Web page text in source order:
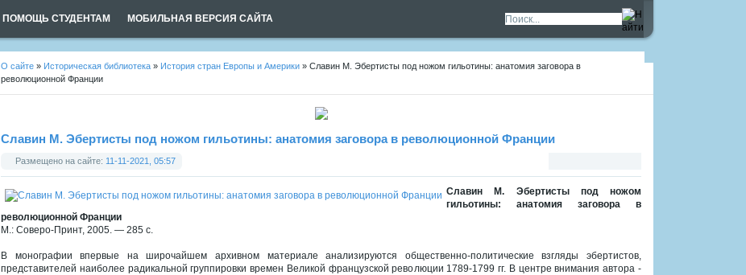
ПОМОЩЬ СТУДЕНТАМ МОБИЛЬНАЯ ВЕРСИЯ САЙТА
О сайте » Историческая библиотека » История стран Европы и Америки » Славин М. Эбертисты под ножом гильотины: анатомия заговора в
революционной Франции
Славин М. Эбертисты под ножом гильотины: анатомия заговора в революционной Франции
Размещено на сайте: 11-11-2021, 05:57
Славин М. Эбертисты под ножом
гильотины: анатомия заговора в
революционной Франции
М.: Соверо-Принт, 2005. — 285 с.
В монографии впервые на широчайшем архивном материале анализируются общественно-политические взгляды эбертистов,
представителей наиболее радикальной группировки времен Великой французской революции 1789-1799 гг. В центре внимания автора -